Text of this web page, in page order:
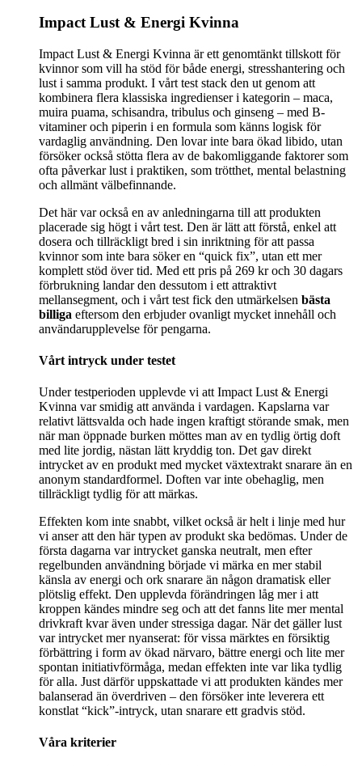
Impact Lust & Energi Kvinna
Impact Lust & Energi Kvinna är ett genomtänkt tillskott för
kvinnor som vill ha stöd för både energi, stresshantering och
lust i samma produkt. I vårt test stack den ut genom att
kombinera flera klassiska ingredienser i kategorin – maca,
muira puama, schisandra, tribulus och ginseng – med B-
vitaminer och piperin i en formula som känns logisk för
vardaglig användning. Den lovar inte bara ökad libido, utan
försöker också stötta flera av de bakomliggande faktorer som
ofta påverkar lust i praktiken, som trötthet, mental belastning
och allmänt välbefinnande.
Det här var också en av anledningarna till att produkten
placerade sig högt i vårt test. Den är lätt att förstå, enkel att
dosera och tillräckligt bred i sin inriktning för att passa
kvinnor som inte bara söker en “quick fix”, utan ett mer
komplett stöd över tid. Med ett pris på 269 kr och 30 dagars
förbrukning landar den dessutom i ett attraktivt
mellansegment, och i vårt test fick den utmärkelsen bästa
billiga eftersom den erbjuder ovanligt mycket innehåll och
användarupplevelse för pengarna.
Vårt intryck under testet
Under testperioden upplevde vi att Impact Lust & Energi
Kvinna var smidig att använda i vardagen. Kapslarna var
relativt lättsvalda och hade ingen kraftigt störande smak, men
när man öppnade burken möttes man av en tydlig örtig doft
med lite jordig, nästan lätt kryddig ton. Det gav direkt
intrycket av en produkt med mycket växtextrakt snarare än en
anonym standardformel. Doften var inte obehaglig, men
tillräckligt tydlig för att märkas.
Effekten kom inte snabbt, vilket också är helt i linje med hur
vi anser att den här typen av produkt ska bedömas. Under de
första dagarna var intrycket ganska neutralt, men efter
regelbunden användning började vi märka en mer stabil
känsla av energi och ork snarare än någon dramatisk eller
plötslig effekt. Den upplevda förändringen låg mer i att
kroppen kändes mindre seg och att det fanns lite mer mental
drivkraft kvar även under stressiga dagar. När det gäller lust
var intrycket mer nyanserat: för vissa märktes en försiktig
förbättring i form av ökad närvaro, bättre energi och lite mer
spontan initiativförmåga, medan effekten inte var lika tydlig
för alla. Just därför uppskattade vi att produkten kändes mer
balanserad än överdriven – den försöker inte leverera ett
konstlat “kick”-intryck, utan snarare ett gradvis stöd.
Våra kriterier